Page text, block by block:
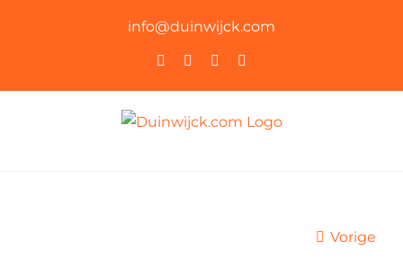
info@duinwijck.com
InstagramFacebookYouTube
Vorige